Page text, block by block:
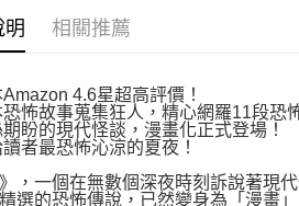
明 相關推薦
4.6星超高評價！
怖故事蒐集狂人，精心網羅11段恐
盼的現代怪談，漫畫化正式登場！
者最恐怖沁涼的夏夜！
》，一個在無數個深夜時刻訴說著現
選的恐怖傳說，已然變身為「漫畫